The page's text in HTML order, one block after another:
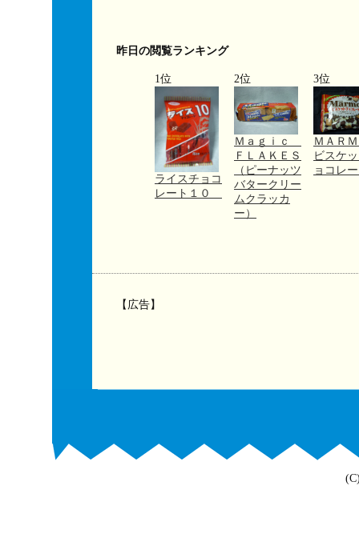
昨日の閲覧ランキング
1位
ライスチョコ
レート１０
2位
Ｍａｇｉｃ
ＦＬＡＫＥＳ
（ピーナッツ
バタークリー
ムクラッカ
ー）
3位
ＭＡＲ
ビスケ
ョコレ
【広告】